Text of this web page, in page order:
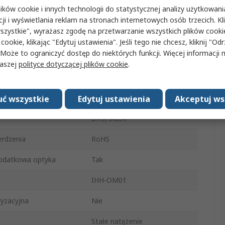
610mW
20mm
Lutowie
Tak
2.75, 3.25V
RoHS
optyka Tak
IHH-OM01
Nie
Stałe natężenie
cookie i innych technologii do statystycznej analizy
i wyświetlania reklam na stronach internetowych osób trzecich.
wyrażasz zgodę na przetwarzanie wszystkich plików
klikając "Edytuj ustawienia". Jeśli tego nie chcesz, kliknij
to ograniczyć dostęp do niektórych funkcji. Więcej informacji
polityce dotyczącej plików cookie.
Akceptuj
Edytuj ustawienia
wszystkie